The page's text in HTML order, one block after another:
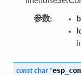
参数:
const char *